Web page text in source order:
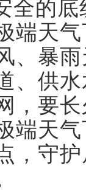
全的
端天
、暴
、供
，要
端天
，守